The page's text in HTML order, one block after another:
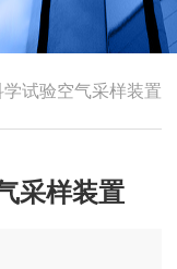
试验空气采样装置
采样装置